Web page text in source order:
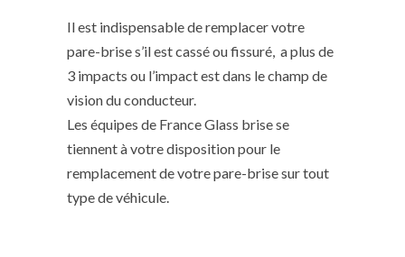
Il est indispensable de remplacer votre
pare-brise s’il est cassé ou fissuré, a plus de
3 impacts ou l’impact est dans le champ de
vision du conducteur.
Les équipes de France Glass brise se
tiennent à votre disposition pour le
remplacement de votre pare-brise sur tout
type de véhicule.